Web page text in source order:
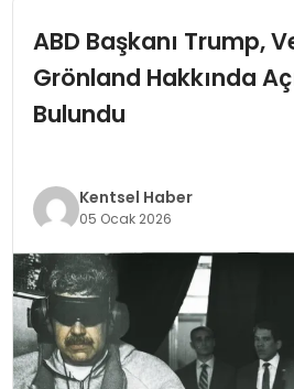
EĞITIM
MAGAZIN
KÜLTÜR & SANAT
SPOR
SAĞLIK
ABD Başkanı Trump,
Grönland Hakkında
Bulundu
Kentsel Haber
05 Ocak 2026